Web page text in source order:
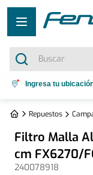
Buscar
Términos más
bottom
4. refrigerador
Ingresa tu
Repuestos
Filtro Malla
cm FX6270/
240078918